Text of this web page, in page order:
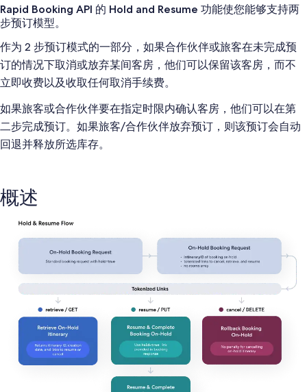
Rapid Booking API 的 Hold and Resume 功能使您能够支持两
步预订模型。
作为 2 步预订模式的一部分，如果合作伙伴或旅客在未完成预
订的情况下取消或放弃某间客房，他们可以保留该客房，而不
立即收费以及收取任何取消手续费。
如果旅客或合作伙伴要在指定时限内确认客房，他们可以在第
二步完成预订。如果旅客/合作伙伴放弃预订，则该预订会自动
回退并释放所选库存。
概述